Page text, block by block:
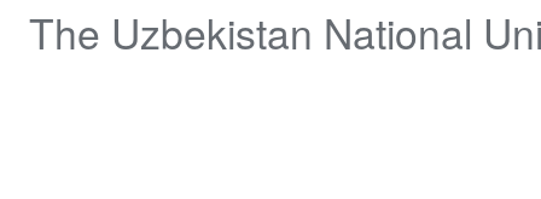
The Uzbekistan National